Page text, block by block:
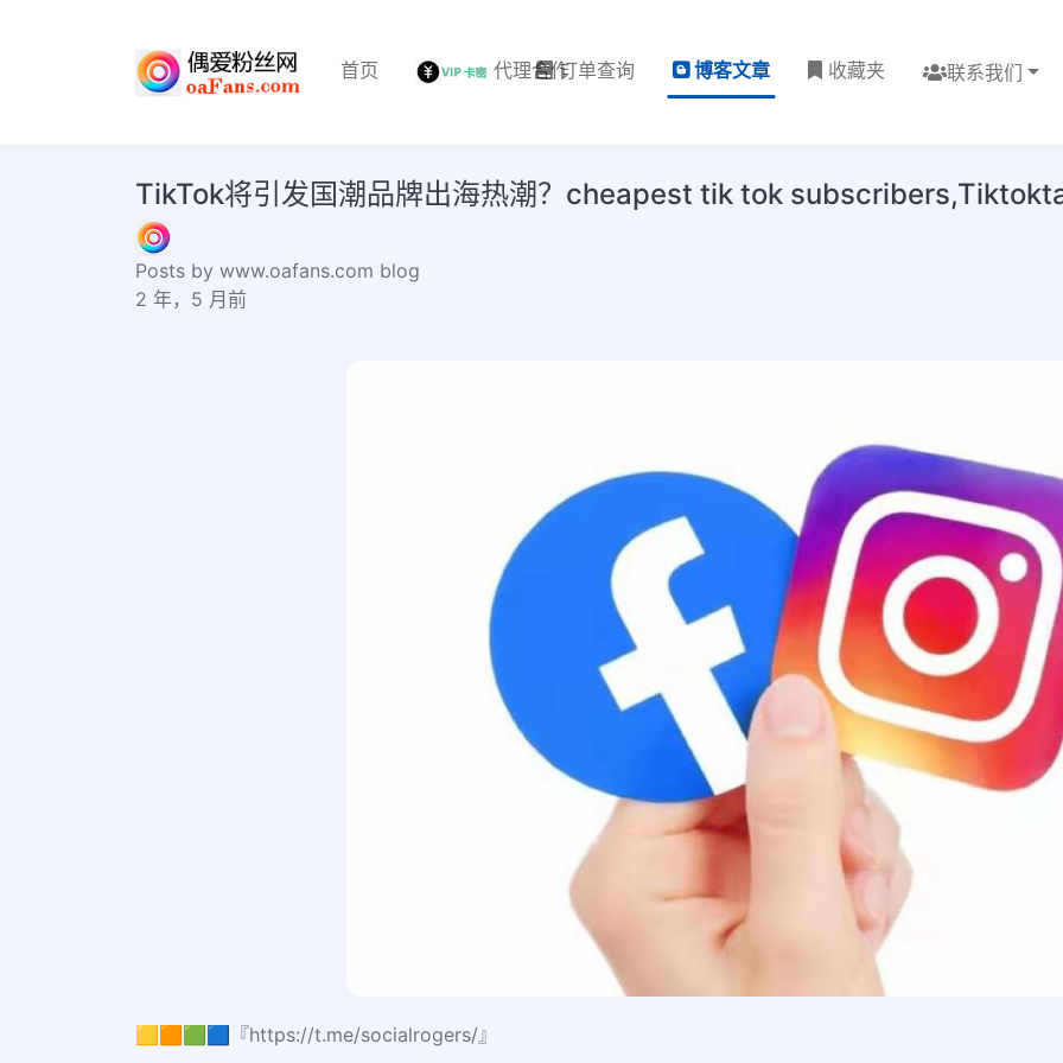
首页 代理合作订单查询 博客文章 收藏夹 联系我们
TikTok将引发国潮品牌出海热潮？cheapest tik tok
Posts by www.oafans.com blog
2 年，5 月前
🟨🟧🟩🟦『https://t.me/socialrogers/』